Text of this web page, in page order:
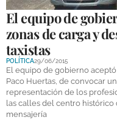
OCIO
COFRADÍAS
DEPORTES
COMPETICIONES
DEPORTE BASE
El equipo de
zonas de carga y
taxistas
POLÍTICA29/06/2015
El equipo de gobierno
Paco Huertas, de convocar
representación de los
las calles del centro
mensajería